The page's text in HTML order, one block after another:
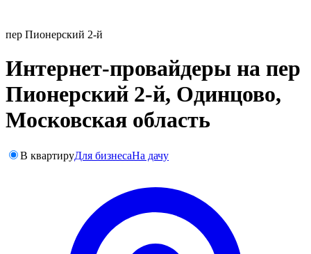
пер Пионерский 2-й
Интернет-провайдеры на пер
Пионерский 2-й, Одинцово,
Московская область
В квартируДля бизнесаНа дачу